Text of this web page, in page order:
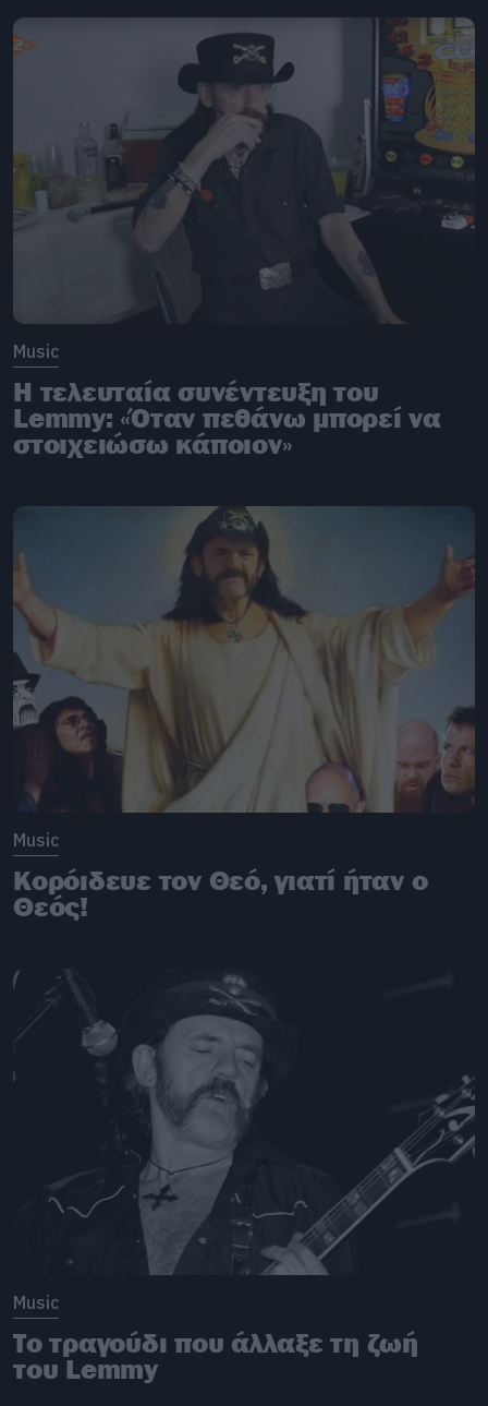
Music
Η τελευταία συνέντευξη του
Lemmy: «Όταν πεθάνω μπορεί να
στοιχειώσω κάποιον»
Music
Κορόιδευε τον Θεό, γιατί ήταν ο
Θεός!
Music
Το τραγούδι που άλλαξε τη ζωή
του Lemmy